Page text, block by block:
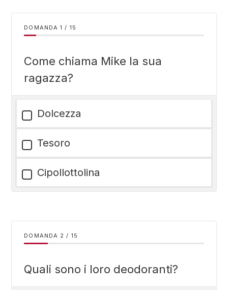
DOMANDA / 15
Come chiama Mike la sua
ragazza?
Dolcezza
Tesoro
Cipollottolina
DOMANDA / 15
Quali sono i loro deodoranti?